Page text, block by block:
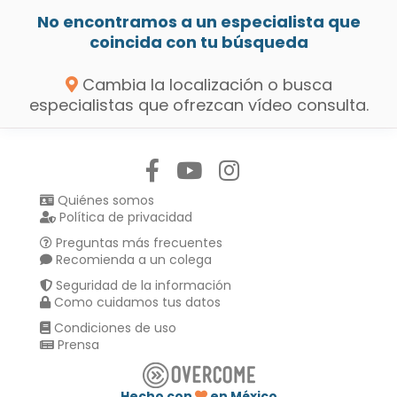
No encontramos a un especialista que
coincida con tu búsqueda
Cambia la localización o busca
especialistas que ofrezcan vídeo consulta.
Quiénes somos
Política de privacidad
Preguntas más frecuentes
Recomienda a un colega
Seguridad de la información
Como cuidamos tus datos
Condiciones de uso
Prensa